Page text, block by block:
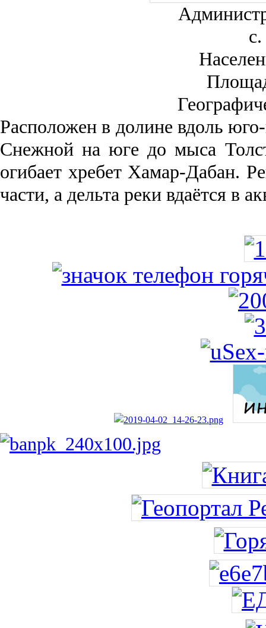
Рас­положен в долине вдоль
Снежной на юге до мыса
огибает хребет Хамар-Дабан.
части, а дельта реки вда­ётся в